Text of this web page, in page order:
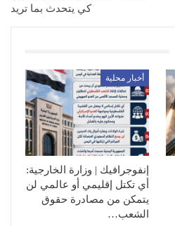
كي يتحدث بما تريد
أخبار محلية
إنفوجرافيك | وزارة الخارجية:
أي تكتل إقليمي أو عالمي لن
يتمكن من مصادرة حقوق
الشعب…